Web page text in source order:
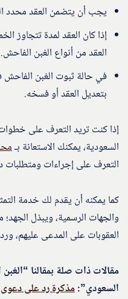
يجب أن يتضمن العقد محدد
إذا كان العقد لمدة تتجاوز
العقد من أنواع الغبن الفاحش.
في حالة ثبوت الغبن
بتعديل العقد أو فسخه.
إذا كنت تريد التعرف على
السعودية، يمكنك الاستعانة بـ
التعرف على إجراءات
كما يمكنه أن يقدم لك خدمة
والجهات الرسمية، ويبذل
العقوبات على المدعى عليهم،
مقالات ذات صلة بمقالنا
السعودي”:مذكرة رد على